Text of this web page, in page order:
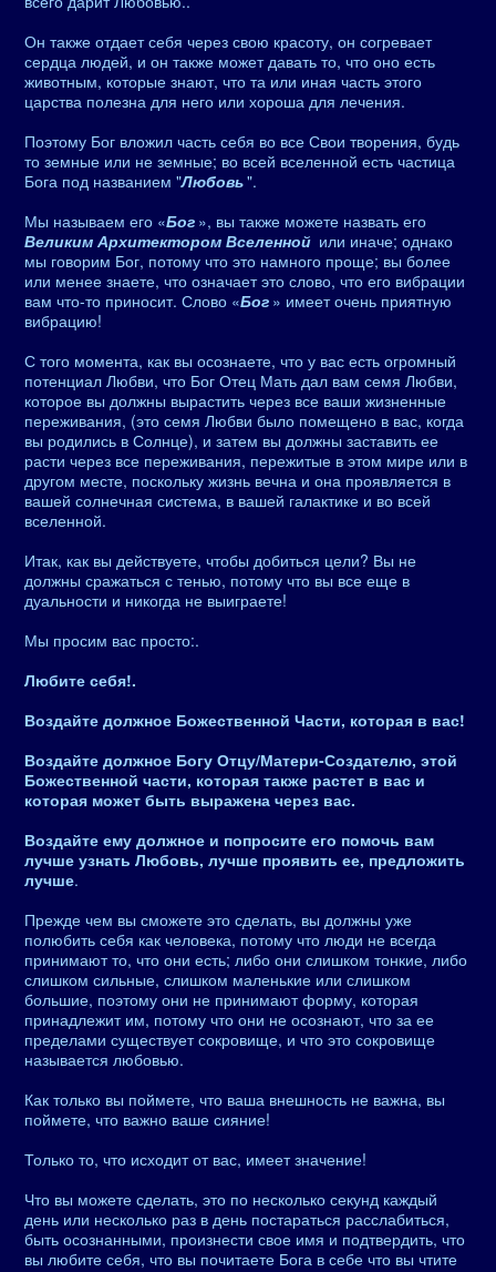
Он также отдает себя через свою красоту, он согревает
сердца людей, и он также может давать то, что оно есть
животным, которые знают, что та или иная часть этого
царства полезна для него или хороша для лечения.
Поэтому Бог вложил часть себя во все Свои творения, будь
то земные или не земные; во всей вселенной есть частица
Бога под названием "Любовь".
Мы называем его «Бог », вы также можете назвать его
Великим Архитектором Вселенной или иначе; однако
мы говорим Бог, потому что это намного проще; вы более
или менее знаете, что означает это слово, что его вибрации
вам что-то приносит. Слово «Бог » имеет очень приятную
вибрацию!
С того момента, как вы осознаете, что у вас есть огромный
потенциал Любви, что Бог Отец Мать дал вам семя Любви,
которое вы должны вырастить через все ваши жизненные
переживания, (это семя Любви было помещено в вас, когда
вы родились в Солнце), и затем вы должны заставить ее
расти через все переживания, пережитые в этом мире или в
другом месте, поскольку жизнь вечна и она проявляется в
вашей солнечная система, в вашей галактике и во всей
вселенной.
Итак, как вы действуете, чтобы добиться цели? Вы не
должны сражаться с тенью, потому что вы все еще в
дуальности и никогда не выиграете!
Мы просим вас просто:.
Любите себя!.
Воздайте должное Божественной Части, которая в вас!
Воздайте должное Богу Отцу/Матери-Создателю, этой
Божественной части, которая также растет в вас и
которая может быть выражена через вас.
Воздайте ему должное и попросите его помочь вам
лучше узнать Любовь, лучше проявить ее, предложить
лучше.
Прежде чем вы сможете это сделать, вы должны уже
полюбить себя как человека, потому что люди не всегда
принимают то, что они есть; либо они слишком тонкие, либо
слишком сильные, слишком маленькие или слишком
большие, поэтому они не принимают форму, которая
принадлежит им, потому что они не осознают, что за ее
пределами существует сокровище, и что это сокровище
называется любовью.
Как только вы поймете, что ваша внешность не важна, вы
поймете, что важно ваше сияние!
Только то, что исходит от вас, имеет значение!
Что вы можете сделать, это по несколько секунд каждый
день или несколько раз в день постараться расслабиться,
быть осознанными, произнести свое имя и подтвердить, что
вы любите себя, что вы почитаете Бога в себе что вы чтите